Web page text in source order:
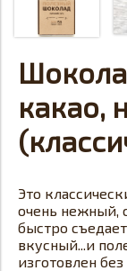
какао,
Это
очень нежный,
быстро
вкусный...и
изготовлен